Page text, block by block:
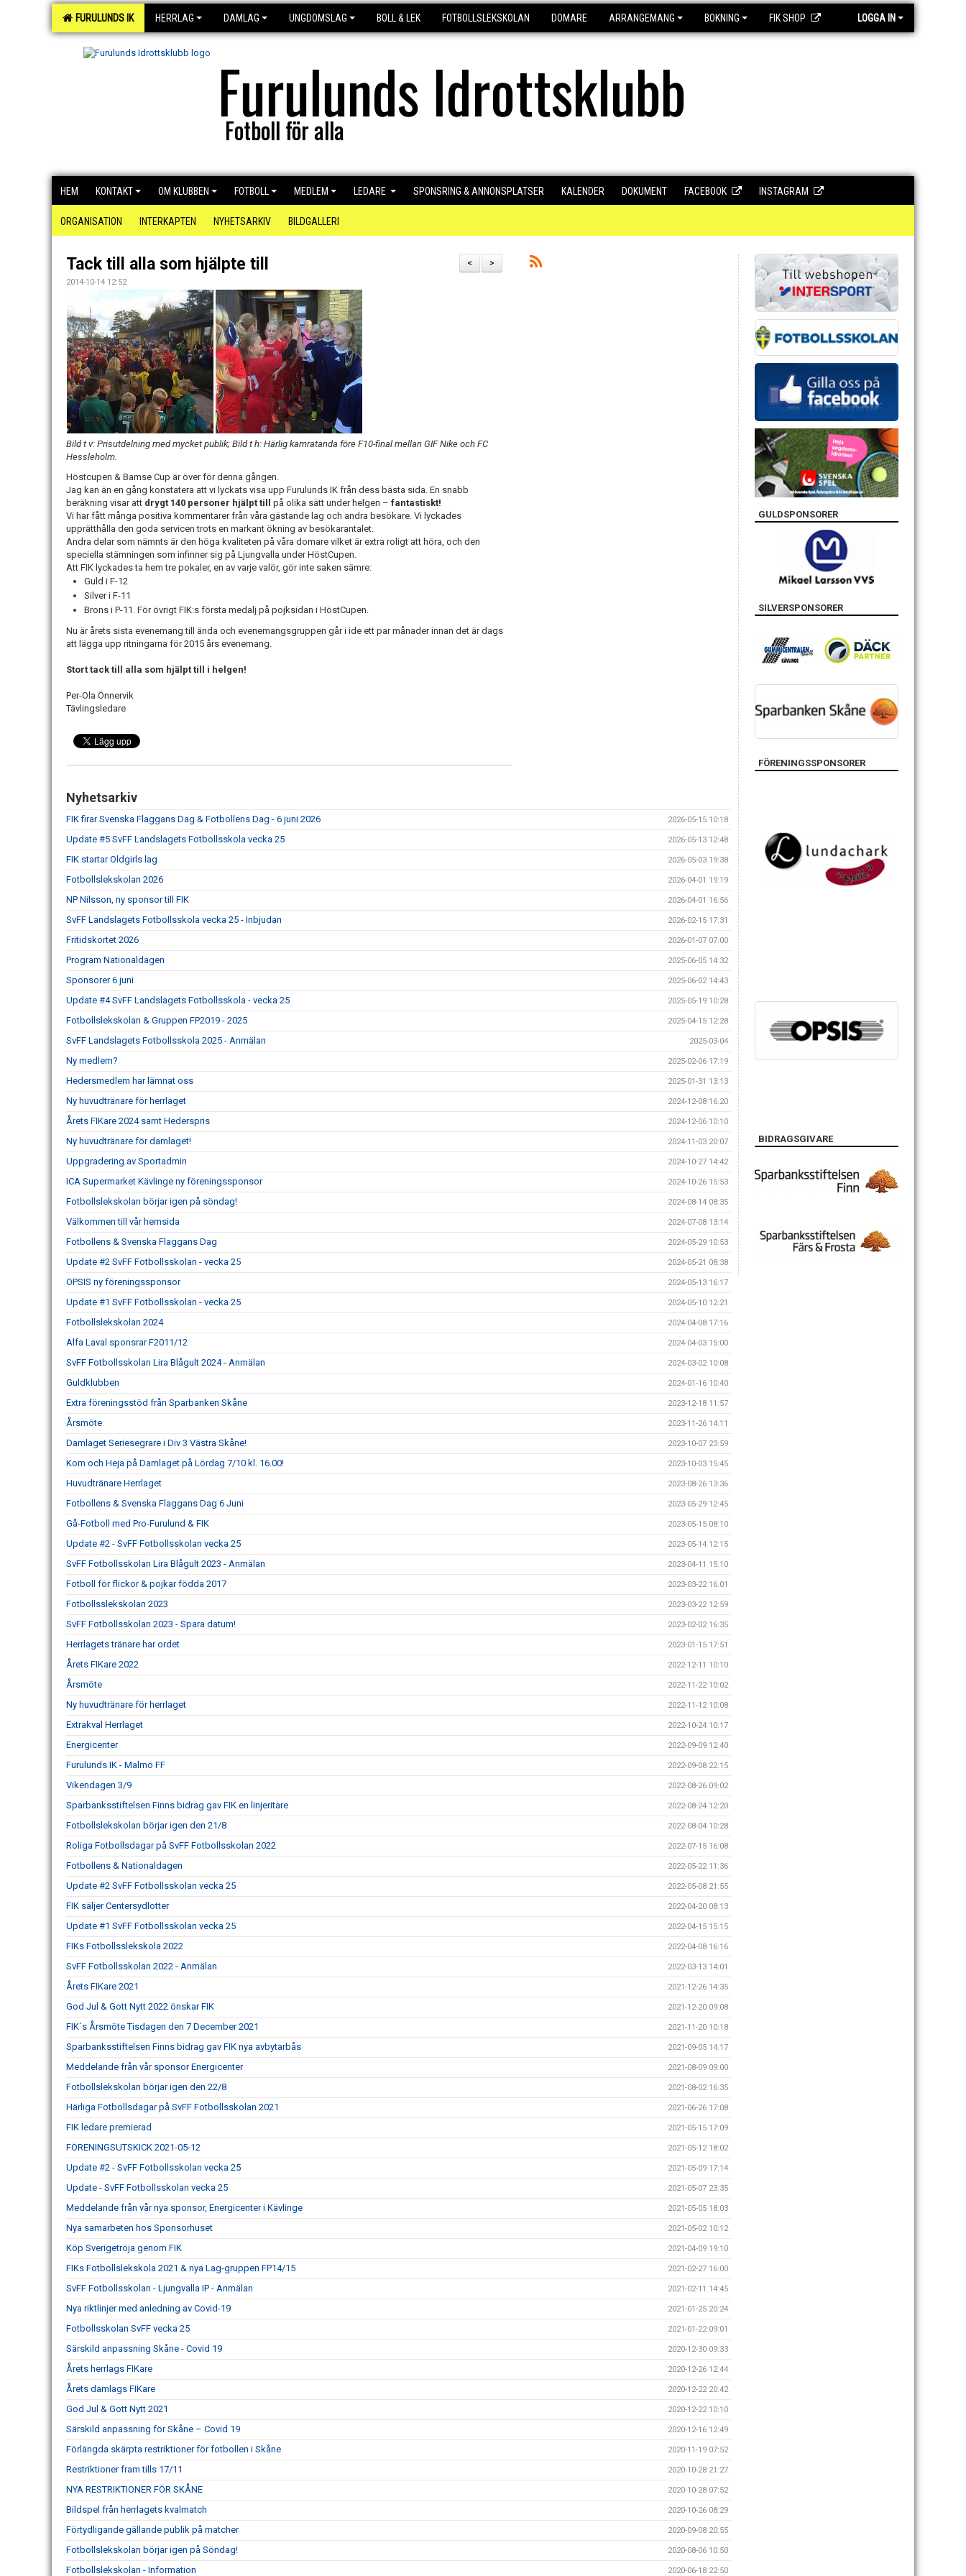
FURULUNDS IK HERRLAG DAMLAG UNGDOMSLAG BOLL & LEK FOTBOLLSLEKSKOLAN DOMARE ARRANGEMANG BOKNING FIK SHOP LOGGA IN
Furulunds Idrottsklubb
Fotboll för alla
HEM KONTAKT OM KLUBBEN FOTBOLL MEDLEM LEDARE SPONSRING & ANNONSPLATSER KALENDER DOKUMENT FACEBOOK INSTAGRAM
ORGANISATION INTERKAPTEN NYHETSARKIV BILDGALLERI
>
<
Tack till alla som hjälpte till
2014-10-14 12:52
Bild t v: Prisutdelning med mycket publik; Bild t h: Härlig kamratanda före F10-final mellan GIF Nike och FC
Hessleholm.
Höstcupen & Bamse Cup är över för denna gången.
Jag kan än en gång konstatera att vi lyckats visa upp Furulunds IK från dess bästa sida. En snabb
beräkning visar att drygt 140 personer hjälpt till på olika sätt under helgen – fantastiskt!
Vi har fått många positiva kommentarer från våra gästande lag och andra besökare. Vi lyckades
upprätthålla den goda servicen trots en markant ökning av besökarantalet.
Andra delar som nämnts är den höga kvaliteten på våra domare vilket är extra roligt att höra, och den
speciella stämningen som infinner sig på Ljungvalla under HöstCupen.
Att FIK lyckades ta hem tre pokaler, en av varje valör, gör inte saken sämre:
Guld i F-12
Silver i F-11
Brons i P-11. För övrigt FIK:s första medalj på pojksidan i HöstCupen.
Nu är årets sista evenemang till ända och evenemangsgruppen går i ide ett par månader innan det är dags
att lägga upp ritningarna för 2015 års evenemang.
Stort tack till alla som hjälpt till i helgen!
Per-Ola Önnervik
Tävlingsledare
Nyhetsarkiv
FIK firar Svenska Flaggans Dag & Fotbollens Dag - 6 juni 2026 2026-05-15 10:18
Update #5 SvFF Landslagets Fotbollsskola vecka 25 2026-05-13 12:48
FIK startar Oldgirls lag 2026-05-03 19:38
Fotbollslekskolan 2026 2026-04-01 19:19
NP Nilsson, ny sponsor till FIK 2026-04-01 16:56
SvFF Landslagets Fotbollsskola vecka 25 - Inbjudan 2026-02-15 17:31
Fritidskortet 2026 2026-01-07 07:00
Program Nationaldagen 2025-06-05 14:32
Sponsorer 6 juni 2025-06-02 14:43
Update #4 SvFF Landslagets Fotbollsskola - vecka 25 2025-05-19 10:28
Fotbollslekskolan & Gruppen FP2019 - 2025 2025-04-15 12:28
SvFF Landslagets Fotbollsskola 2025 - Anmälan 2025-03-04
Ny medlem? 2025-02-06 17:19
Hedersmedlem har lämnat oss 2025-01-31 13:13
Ny huvudtränare för herrlaget 2024-12-08 16:20
Årets FIKare 2024 samt Hederspris 2024-12-06 10:10
Ny huvudtränare för damlaget! 2024-11-03 20:07
Uppgradering av Sportadmin 2024-10-27 14:42
ICA Supermarket Kävlinge ny föreningssponsor 2024-10-26 15:53
Fotbollslekskolan börjar igen på söndag! 2024-08-14 08:35
Välkommen till vår hemsida 2024-07-08 13:14
Fotbollens & Svenska Flaggans Dag 2024-05-29 10:53
Update #2 SvFF Fotbollsskolan - vecka 25 2024-05-21 08:38
OPSIS ny föreningssponsor 2024-05-13 16:17
Update #1 SvFF Fotbollsskolan - vecka 25 2024-05-10 12:21
Fotbollslekskolan 2024 2024-04-08 17:16
Alfa Laval sponsrar F2011/12 2024-04-03 15:00
SvFF Fotbollsskolan Lira Blågult 2024 - Anmälan 2024-03-02 10:08
Guldklubben 2024-01-16 10:40
Extra föreningsstöd från Sparbanken Skåne 2023-12-18 11:57
Årsmöte 2023-11-26 14:11
Damlaget Seriesegrare i Div 3 Västra Skåne! 2023-10-07 23:59
Kom och Heja på Damlaget på Lördag 7/10 kl. 16.00! 2023-10-03 15:45
Huvudtränare Herrlaget 2023-08-26 13:36
Fotbollens & Svenska Flaggans Dag 6 Juni 2023-05-29 12:45
Gå-Fotboll med Pro-Furulund & FIK 2023-05-15 08:10
Update #2 - SvFF Fotbollsskolan vecka 25 2023-05-14 12:15
SvFF Fotbollsskolan Lira Blågult 2023 - Anmälan 2023-04-11 15:10
Fotboll för flickor & pojkar födda 2017 2023-03-22 16:01
Fotbollsslekskolan 2023 2023-03-22 12:59
SvFF Fotbollsskolan 2023 - Spara datum! 2023-02-02 16:35
Herrlagets tränare har ordet 2023-01-15 17:51
Årets FIKare 2022 2022-12-11 10:10
Årsmöte 2022-11-22 10:02
Ny huvudtränare för herrlaget 2022-11-12 10:08
Extrakval Herrlaget 2022-10-24 10:17
Energicenter 2022-09-09 12:40
Furulunds IK - Malmö FF 2022-09-08 22:15
Vikendagen 3/9 2022-08-26 09:02
Sparbanksstiftelsen Finns bidrag gav FIK en linjeritare 2022-08-24 12:20
Fotbollslekskolan börjar igen den 21/8 2022-08-04 10:28
Roliga Fotbollsdagar på SvFF Fotbollsskolan 2022 2022-07-15 16:08
Fotbollens & Nationaldagen 2022-05-22 11:36
Update #2 SvFF Fotbollsskolan vecka 25 2022-05-08 21:55
FIK säljer Centersydlotter 2022-04-20 08:13
Update #1 SvFF Fotbollsskolan vecka 25 2022-04-15 15:15
FIKs Fotbollsslekskola 2022 2022-04-08 16:16
SvFF Fotbollsskolan 2022 - Anmälan 2022-03-13 14:01
Årets FIKare 2021 2021-12-26 14:35
God Jul & Gott Nytt 2022 önskar FIK 2021-12-20 09:08
FIK´s Årsmöte Tisdagen den 7 December 2021 2021-11-20 10:18
Sparbanksstiftelsen Finns bidrag gav FIK nya avbytarbås 2021-09-05 14:17
Meddelande från vår sponsor Energicenter 2021-08-09 09:00
Fotbollslekskolan börjar igen den 22/8 2021-08-02 16:35
Härliga Fotbollsdagar på SvFF Fotbollsskolan 2021 2021-06-26 17:08
FIK ledare premierad 2021-05-15 17:09
FÖRENINGSUTSKICK 2021-05-12 2021-05-12 18:02
Update #2 - SvFF Fotbollsskolan vecka 25 2021-05-09 17:14
Update - SvFF Fotbollsskolan vecka 25 2021-05-07 23:35
Meddelande från vår nya sponsor, Energicenter i Kävlinge 2021-05-05 18:03
Nya samarbeten hos Sponsorhuset 2021-05-02 10:12
Köp Sverigetröja genom FIK 2021-04-09 19:10
FIKs Fotbollslekskola 2021 & nya Lag-gruppen FP14/15 2021-02-27 16:00
SvFF Fotbollsskolan - Ljungvalla IP - Anmälan 2021-02-11 14:45
Nya riktlinjer med anledning av Covid-19 2021-01-25 20:24
Fotbollsskolan SvFF vecka 25 2021-01-22 09:01
Särskild anpassning Skåne - Covid 19 2020-12-30 09:33
Årets herrlags FIKare 2020-12-26 12:44
Årets damlags FIKare 2020-12-22 20:42
God Jul & Gott Nytt 2021 2020-12-22 10:10
Särskild anpassning för Skåne – Covid 19 2020-12-16 12:49
Förlängda skärpta restriktioner för fotbollen i Skåne 2020-11-19 07:52
Restriktioner fram tills 17/11 2020-10-28 21:27
NYA RESTRIKTIONER FÖR SKÅNE 2020-10-28 07:52
Bildspel från herrlagets kvalmatch 2020-10-26 08:29
Förtydligande gällande publik på matcher 2020-09-08 20:55
Fotbollslekskolan börjar igen på Söndag! 2020-08-06 10:50
Fotbollslekskolan - Information 2020-06-18 22:50
GULDSPONSORER
SILVERSPONSORER
FÖRENINGSSPONSORER
BIDRAGSGIVARE